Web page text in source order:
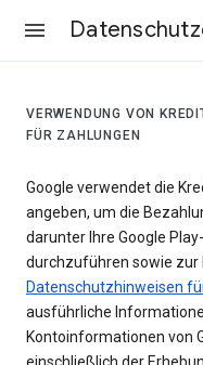
VERWENDUNG VON
FÜR ZAHLUNGEN
Google verwendet die
angeben, um die
darunter Ihre Google
durchzuführen sowie zur
Datenschutzhinweisen
ausführliche
Kontoinformationen von